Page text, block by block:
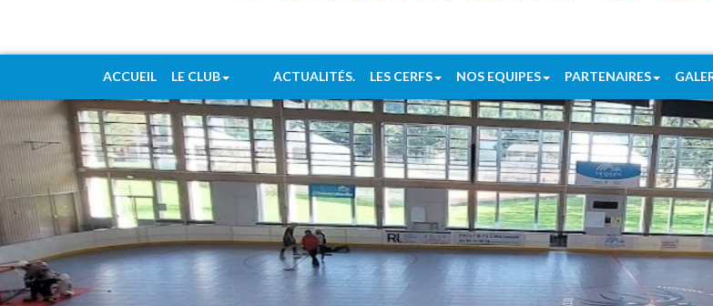
ACCUEIL LE CLUB ACTUALITÉS. LES CERFS NOS EQUIPES PARTENAIRES